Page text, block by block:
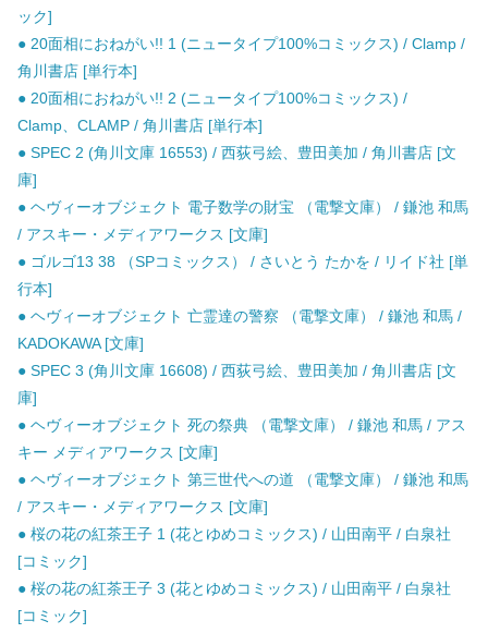
ック]
● 20面相におねがい!! 1 (ニュータイプ100%コミックス) / Clamp /
角川書店 [単行本]
● 20面相におねがい!! 2 (ニュータイプ100%コミックス) /
Clamp、CLAMP / 角川書店 [単行本]
● SPEC 2 (角川文庫 16553) / 西荻弓絵、豊田美加 / 角川書店 [文
庫]
● ヘヴィーオブジェクト 電子数学の財宝 （電撃文庫） / 鎌池 和馬
/ アスキー・メディアワークス [文庫]
● ゴルゴ13 38 （SPコミックス） / さいとう たかを / リイド社 [単
行本]
● ヘヴィーオブジェクト 亡霊達の警察 （電撃文庫） / 鎌池 和馬 /
KADOKAWA [文庫]
● SPEC 3 (角川文庫 16608) / 西荻弓絵、豊田美加 / 角川書店 [文
庫]
● ヘヴィーオブジェクト 死の祭典 （電撃文庫） / 鎌池 和馬 / アス
キー メディアワークス [文庫]
● ヘヴィーオブジェクト 第三世代への道 （電撃文庫） / 鎌池 和馬
/ アスキー・メディアワークス [文庫]
● 桜の花の紅茶王子 1 (花とゆめコミックス) / 山田南平 / 白泉社
[コミック]
● 桜の花の紅茶王子 3 (花とゆめコミックス) / 山田南平 / 白泉社
[コミック]